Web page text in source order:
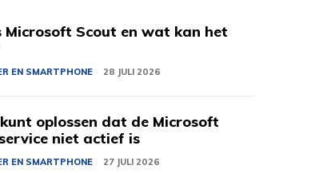
Microsoft Scout en wat kan het
EN SMARTPHONE 28 JULI 2026
oplossen dat de Microsoft
niet actief is
EN SMARTPHONE 27 JULI 2026